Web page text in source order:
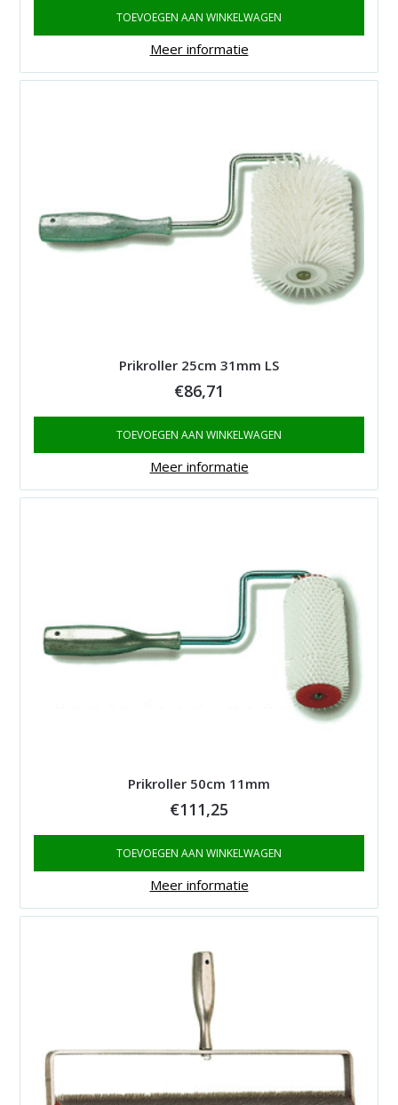
TOEVOEGEN AAN WINKELWAGEN
Meer informatie
Prikroller 25cm 31mm LS
€86,71
TOEVOEGEN AAN WINKELWAGEN
Meer informatie
Prikroller 50cm 11mm
€111,25
TOEVOEGEN AAN WINKELWAGEN
Meer informatie